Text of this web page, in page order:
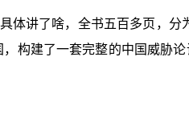
体讲了啥，全书五百多页，
构建了一套完整的中国威胁